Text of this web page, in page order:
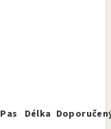
Pas Délka